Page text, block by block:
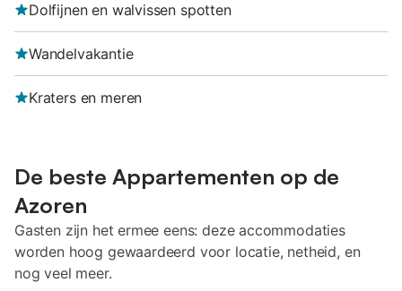
Dolfijnen en walvissen spotten
Wandelvakantie
Kraters en meren
De beste Appartementen op de
Azoren
Gasten zijn het ermee eens: deze accommodaties
worden hoog gewaardeerd voor locatie, netheid, en
nog veel meer.